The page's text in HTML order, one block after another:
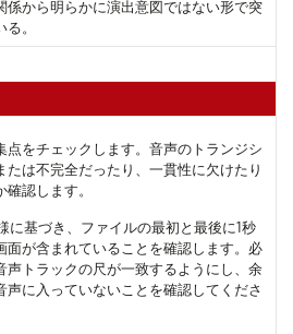
係から明らかに演出意図ではない形で突
る。
点をチェックします。音声のトランジシ
たは不完全だったり、一貫性に欠けたり
確認します。
に基づき、ファイルの最初と最後に1秒
面が含まれていることを確認します。必
声トラックの尺が一致するようにし、余
声に入っていないことを確認してくださ